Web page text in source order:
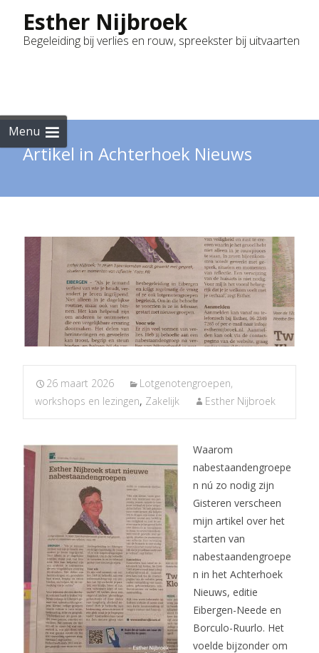
Esther Nijbroek
Begeleiding bij verlies en rouw, spreekster bij uitvaarten
Menu
Artikel in Achterhoek Nieuws
26 maart 2026
Lotgenotengroepen,
workshops en lezingen, Zakelijk Esther Nijbroek
Waarom
nabestaandengroepe
n nú zo nodig zijn
Gisteren verscheen
mijn artikel over het
starten van
nabestaandengroepe
n in het Achterhoek
Nieuws, editie
Eibergen-Neede en
Borculo-Ruurlo. Het
voelde bijzonder om